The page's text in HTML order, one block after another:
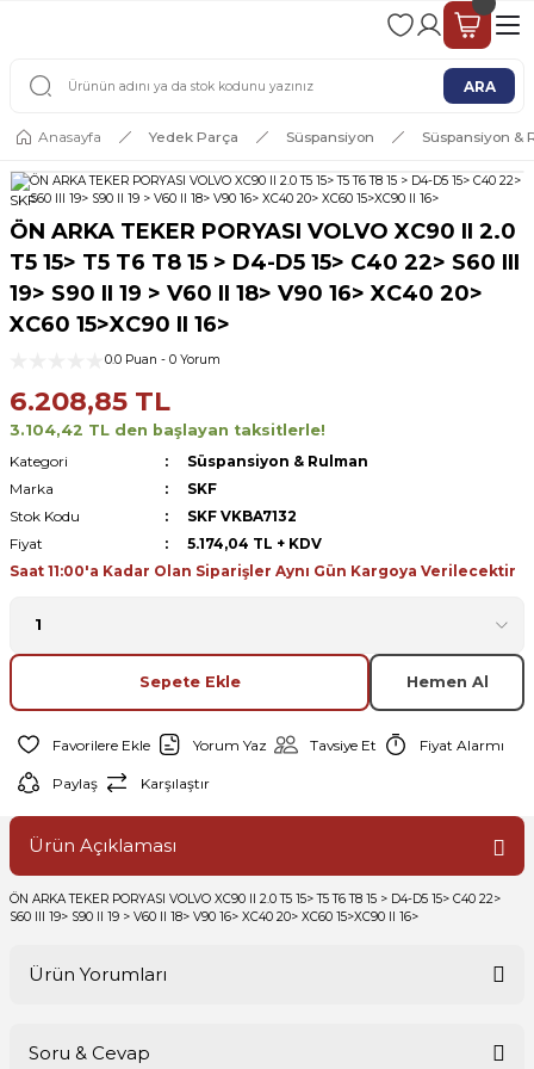
2 - 4 İŞ GÜNÜ İÇERİSİNDE KARGO
ARA
Anasayfa Yedek Parça Süspansiyon Süspansiyon &
SKF
ÖN ARKA TEKER PORYASI VOLVO XC90 II 2.0
T5 15> T5 T6 T8 15 > D4-D5 15> C40 22> S60 III
19> S90 II 19 > V60 II 18> V90 16> XC40 20>
XC60 15>XC90 II 16>
0.0 Puan - 0 Yorum
6.208,85 TL
3.104,42 TL den başlayan taksitlerle!
Kategori
Süspansiyon & Rulman
Marka
SKF
Stok Kodu
SKF VKBA7132
Fiyat
5.174,04 TL + KDV
Saat 11:00'a Kadar Olan Siparişler Aynı Gün Kargoya Verilecektir
Sepete Ekle Hemen Al
Yorum Yaz Tavsiye Et Fiyat Alarmı
Paylaş Karşılaştır
Ürün Açıklaması
ÖN ARKA TEKER PORYASI VOLVO XC90 II 2.0 T5 15> T5 T6 T8 15 > D4-D5 15> C40 22>
S60 III 19> S90 II 19 > V60 II 18> V90 16> XC40 20> XC60 15>XC90 II 16>
Ürün Yorumları
Soru & Cevap